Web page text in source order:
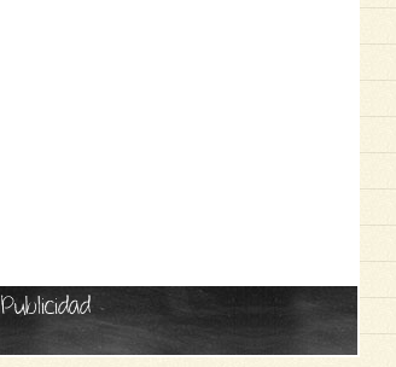
Publicidad